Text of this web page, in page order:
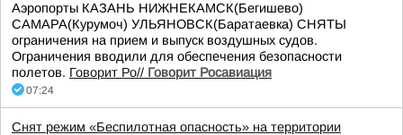
Аэропорты КАЗАНЬ НИЖНЕКАМСК(Бегишево)
САМАРА(Курумоч) УЛЬЯНОВСК(Баратаевка) СНЯТЫ
ограничения на прием и выпуск воздушных судов.
Ограничения вводили для обеспечения безопасности
полетов. Говорит Ро// Говорит Росавиация
07:24
Снят режим «Беспилотная опасность» на территории